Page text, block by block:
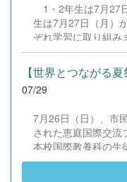
の全国大会出場に
だきました企業の皆
ご声援を寄せてくだ
し上げます。皆様か
励みとなり、全国の
届けることができま
力に磨きをかけ、今
本校演劇部への変わ
す。 &nbsp;
1・2年生は7月27
生は7月27日（月）
ぞれ学習に取り組み
し、これまでの学習
けた学習などに真剣
習で身に付けた学習
に生かし、一人一人
07/29
7月26日（日）、市
された恵庭国際交流
本校国際教養科の生
した！ 会場にはウ
ど多国籍な参加者